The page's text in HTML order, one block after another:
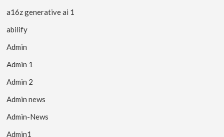
a16z generative ai 1
abilify
Admin
Admin 1
Admin 2
Admin news
Admin-News
Admin1